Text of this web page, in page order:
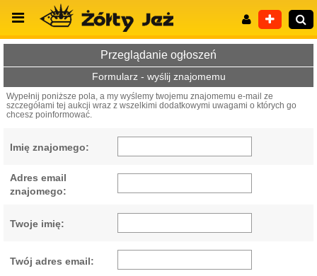
Wyszukiwanie zaawansowane
Przeglądanie ogłoszeń
Formularz - wyślij znajomemu
Wypełnij poniższe pola, a my wyślemy twojemu znajomemu e-mail ze
szczegółami tej aukcji wraz z wszelkimi dodatkowymi uwagami o których go
chcesz poinformować.
Imię znajomego:
Adres email
znajomego:
Twoje imię:
Twój adres email: